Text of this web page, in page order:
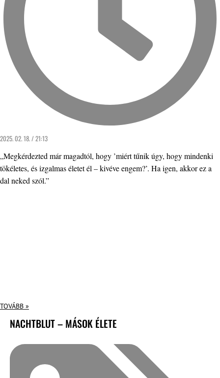
2025. 02. 18. / 21:13
„Megkérdezted már magadtól, hogy ’miért tűnik úgy, hogy mindenki
tökéletes, és izgalmas életet él – kivéve engem?’. Ha igen, akkor ez a
dal neked szól.”
TOVÁBB »
NACHTBLUT – MÁSOK ÉLETE